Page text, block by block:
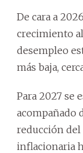
De cara a
crecimiento
desempleo
más baja,
Para 2027 se
acompañado
reducción del
inflacionaria